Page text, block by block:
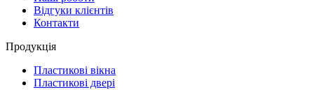
Відгуки клієнтів
Контакти
Продукція
Пластикові вікна
Пластикові двері